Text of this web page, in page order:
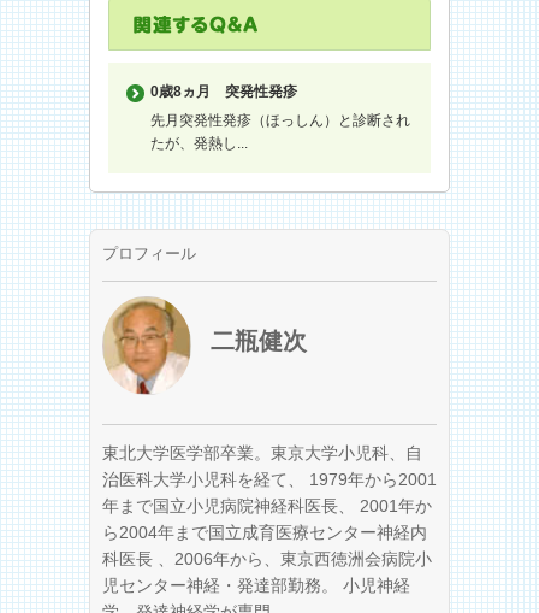
0歳8ヵ月
突発性発疹
先月突発性発疹（ほっしん）と診断され
たが、発熱し...
プロフィール
二瓶健次
東北大学医学部卒業。東京大学小児科、自
治医科大学小児科を経て、 1979年から2001
年まで国立小児病院神経科医長、 2001年か
ら2004年まで国立成育医療センター神経内
科医長 、2006年から、東京西徳洲会病院小
児センター神経・発達部勤務。 小児神経